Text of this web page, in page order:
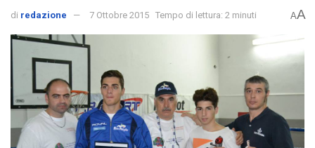
di redazione 7 Ottobre 2015 Tempo di lettura: 2 minuti AA